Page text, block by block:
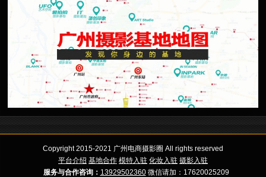
Copyright 2015-2021 广州电商摄影圈 All rights reserved
平台介绍 基地合作 模特入驻 化妆入驻 摄影入驻
服务与合作咨询： 13929502360微信请加：17620025209